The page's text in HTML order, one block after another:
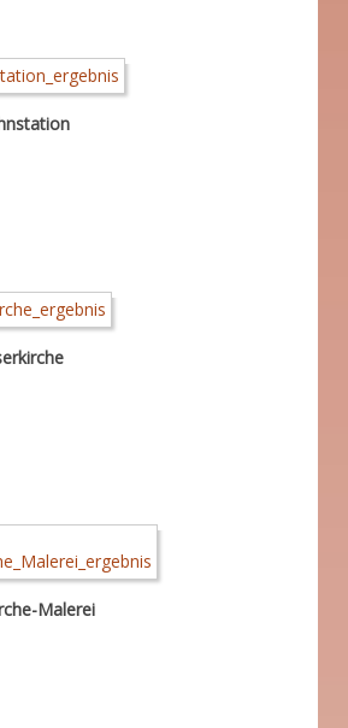
Malerei